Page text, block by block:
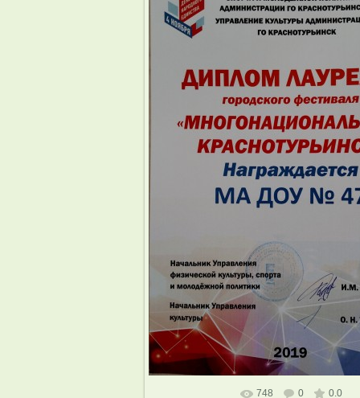
748 0 0.0